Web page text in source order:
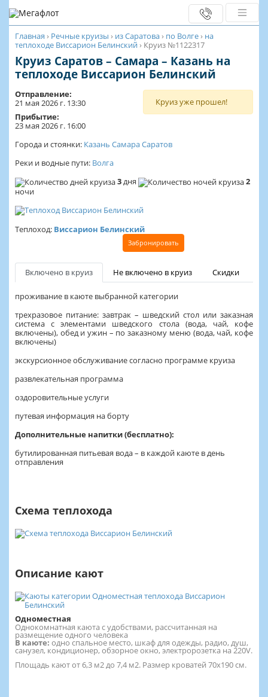
Главная › Речные круизы › из Саратова› по Волге› на
теплоходе Виссарион Белинский › Круиз №1122317
Круиз Саратов – Самара – Казань на
теплоходе Виссарион Белинский
Отправление:
21 мая 2026 г. 13:30
Прибытие:
23 мая 2026 г. 16:00
Круиз уже прошел!
Города и стоянки: Казань СамараСаратов
Реки и водные пути: Волга
3дня
2
ночи
Теплоход: Виссарион Белинский
Забронировать
Включено в круиз Не включено в круиз Скидки
проживание в каюте выбранной категории
трехразовое питание: завтрак – шведский стол или заказная
система с элементами шведского стола (вода, чай, кофе
включены), обед и ужин – по заказному меню (вода, чай, кофе
включены)
экскурсионное обслуживание согласно программе круиза
развлекательная программа
оздоровительные услуги
путевая информация на борту
Дополнительные напитки (бесплатно):
бутилированная питьевая вода – в каждой каюте в день
отправления
Схема теплохода
Описание кают
Одноместная
Однокомнатная каюта с удобствами, рассчитанная на
размещение одного человека
В каюте: одно спальное место, шкаф для одежды, радио, душ,
санузел, кондиционер, обзорное окно, электророзетка на 220V.
Площадь кают от 6,3 м2 до 7,4 м2. Размер кроватей 70х190 см.